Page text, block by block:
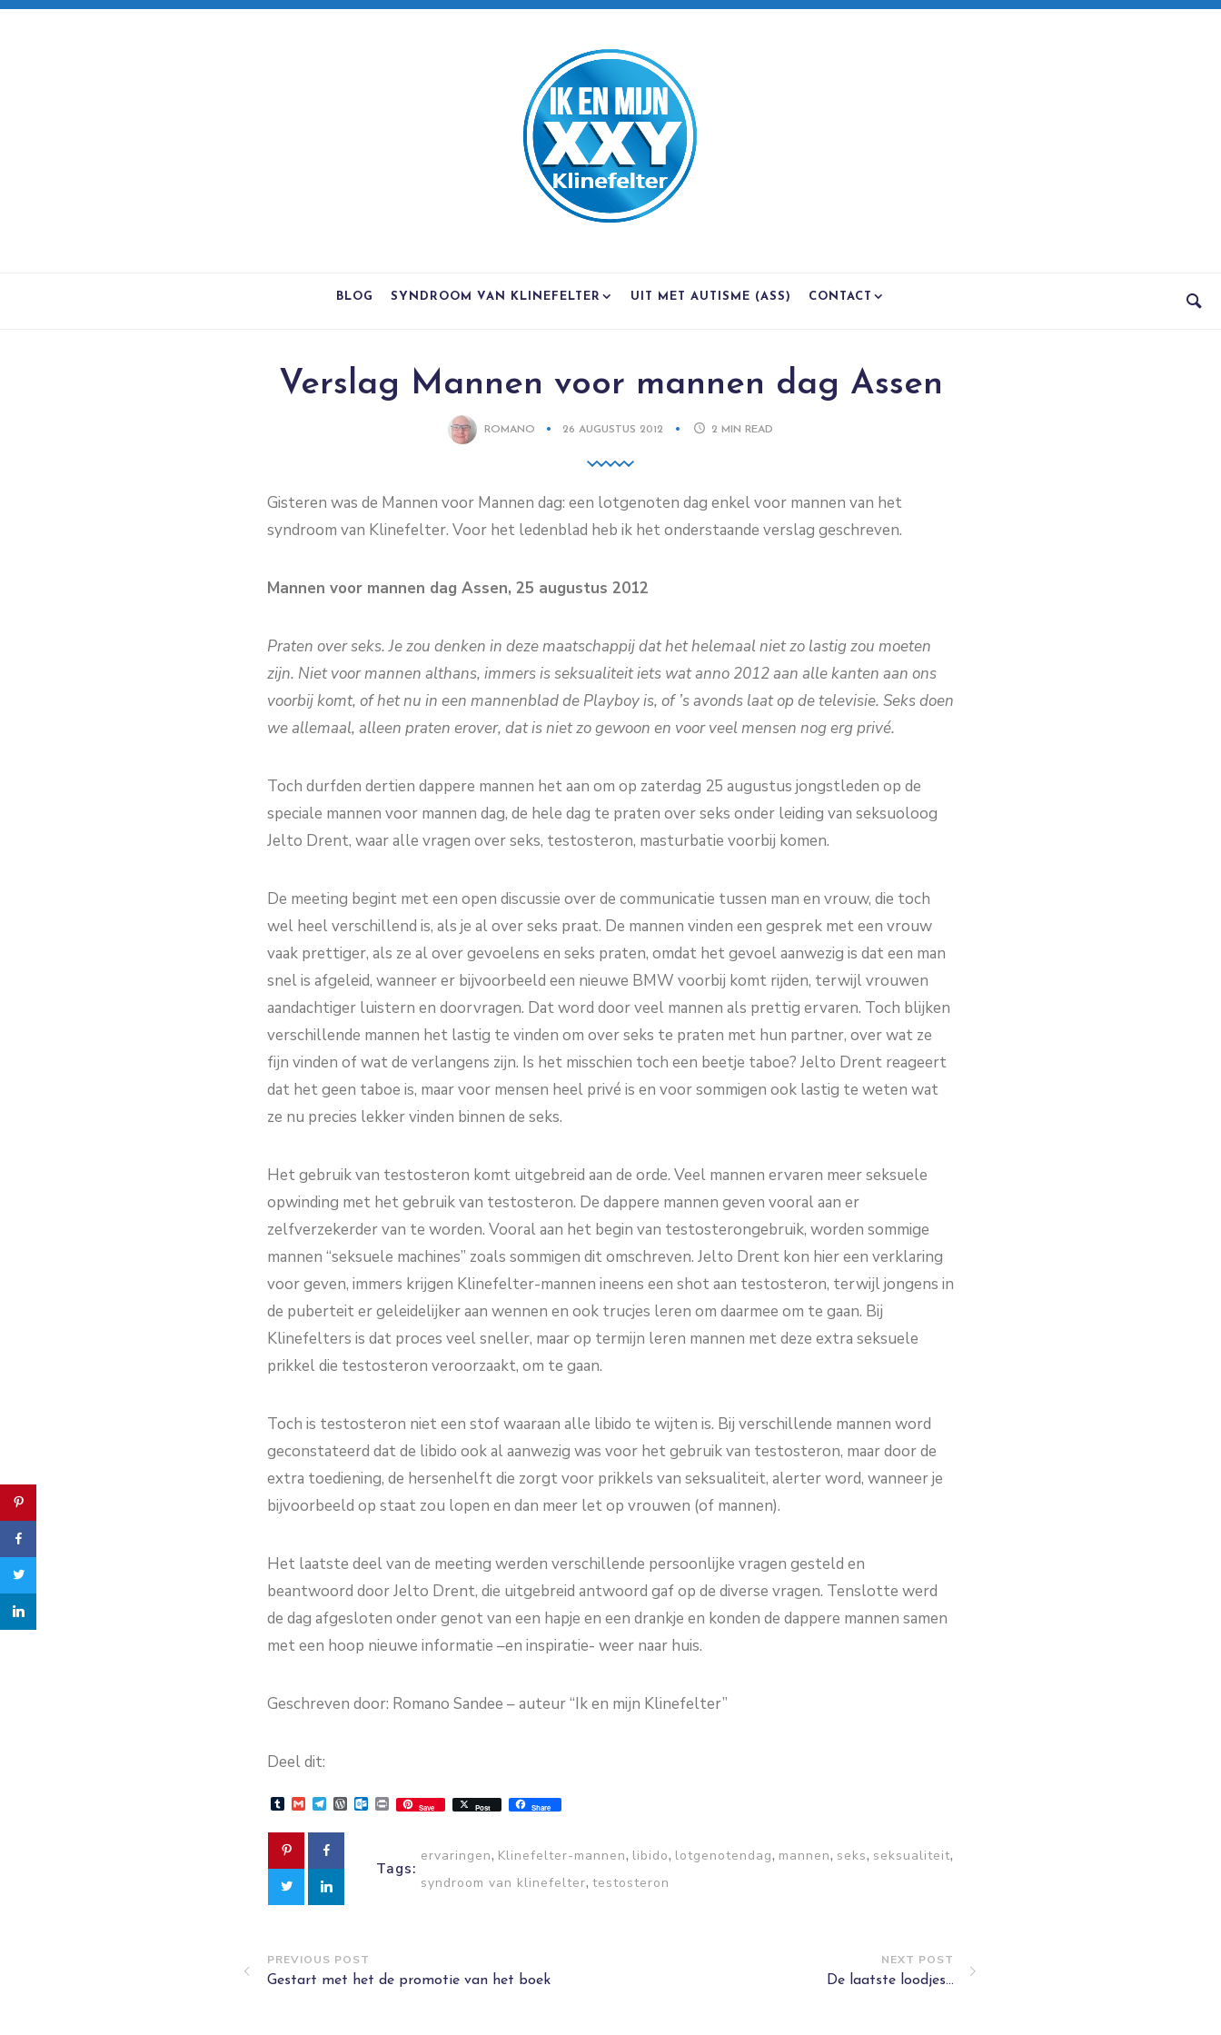
BLOG SYNDROOM VAN KLINEFELTER UIT MET AUTISME (ASS) CONTACT
Verslag Mannen voor mannen dag Assen
ROMANO 26 AUGUSTUS 2012 2 MIN READ
Gisteren was de Mannen voor Mannen dag: een lotgenoten dag enkel voor mannen van het
syndroom van Klinefelter. Voor het ledenblad heb ik het onderstaande verslag geschreven.
Mannen voor mannen dag Assen, 25 augustus 2012
Praten over seks. Je zou denken in deze maatschappij dat het helemaal niet zo lastig zou moeten
zijn. Niet voor mannen althans, immers is seksualiteit iets wat anno 2012 aan alle kanten aan ons
voorbij komt, of het nu in een mannenblad de Playboy is, of ’s avonds laat op de televisie. Seks doen
we allemaal, alleen praten erover, dat is niet zo gewoon en voor veel mensen nog erg privé.
Toch durfden dertien dappere mannen het aan om op zaterdag 25 augustus jongstleden op de
speciale mannen voor mannen dag, de hele dag te praten over seks onder leiding van seksuoloog
Jelto Drent, waar alle vragen over seks, testosteron, masturbatie voorbij komen.
De meeting begint met een open discussie over de communicatie tussen man en vrouw, die toch
wel heel verschillend is, als je al over seks praat. De mannen vinden een gesprek met een vrouw
vaak prettiger, als ze al over gevoelens en seks praten, omdat het gevoel aanwezig is dat een man
snel is afgeleid, wanneer er bijvoorbeeld een nieuwe BMW voorbij komt rijden, terwijl vrouwen
aandachtiger luistern en doorvragen. Dat word door veel mannen als prettig ervaren. Toch blijken
verschillende mannen het lastig te vinden om over seks te praten met hun partner, over wat ze
fijn vinden of wat de verlangens zijn. Is het misschien toch een beetje taboe? Jelto Drent reageert
dat het geen taboe is, maar voor mensen heel privé is en voor sommigen ook lastig te weten wat
ze nu precies lekker vinden binnen de seks.
Het gebruik van testosteron komt uitgebreid aan de orde. Veel mannen ervaren meer seksuele
opwinding met het gebruik van testosteron. De dappere mannen geven vooral aan er
zelfverzekerder van te worden. Vooral aan het begin van testosterongebruik, worden sommige
mannen “seksuele machines” zoals sommigen dit omschreven. Jelto Drent kon hier een verklaring
voor geven, immers krijgen Klinefelter-mannen ineens een shot aan testosteron, terwijl jongens in
de puberteit er geleidelijker aan wennen en ook trucjes leren om daarmee om te gaan. Bij
Klinefelters is dat proces veel sneller, maar op termijn leren mannen met deze extra seksuele
prikkel die testosteron veroorzaakt, om te gaan.
Toch is testosteron niet een stof waaraan alle libido te wijten is. Bij verschillende mannen word
geconstateerd dat de libido ook al aanwezig was voor het gebruik van testosteron, maar door de
extra toediening, de hersenhelft die zorgt voor prikkels van seksualiteit, alerter word, wanneer je
bijvoorbeeld op staat zou lopen en dan meer let op vrouwen (of mannen).
Het laatste deel van de meeting werden verschillende persoonlijke vragen gesteld en
beantwoord door Jelto Drent, die uitgebreid antwoord gaf op de diverse vragen. Tenslotte werd
de dag afgesloten onder genot van een hapje en een drankje en konden de dappere mannen samen
met een hoop nieuwe informatie –en inspiratie- weer naar huis.
Geschreven door: Romano Sandee – auteur “Ik en mijn Klinefelter”
Deel dit:
TumblrGmailTelegram
WordPress
Outlook.com
PrintSave Post Share
Tags:
ervaringen, Klinefelter-mannen, libido, lotgenotendag, mannen, seks, seksualiteit,
syndroom van klinefelter,testosteron
PREVIOUS POST
Gestart met het de promotie van het boek
NEXT POST
De laatste loodjes...